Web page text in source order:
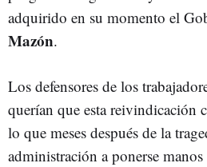
adquirido en su momento el
Mazón.
Los defensores de los
querían que esta reivindicación
lo que meses después de la
administración a ponerse